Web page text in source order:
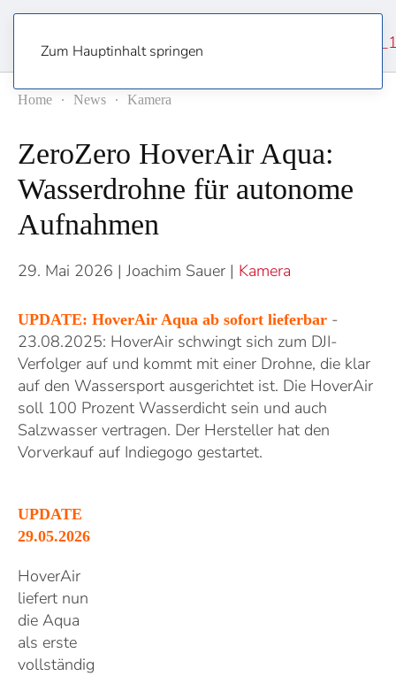
Zum Hauptinhalt springen
Home News Kamera
ZeroZero HoverAir Aqua:
Wasserdrohne für autonome
Aufnahmen
29. Mai 2026 | Joachim Sauer | Kamera
UPDATE: HoverAir Aqua ab sofort lieferbar -
23.08.2025: HoverAir schwingt sich zum DJI-
Verfolger auf und kommt mit einer Drohne, die klar
auf den Wassersport ausgerichtet ist. Die HoverAir
soll 100 Prozent Wasserdicht sein und auch
Salzwasser vertragen. Der Hersteller hat den
Vorverkauf auf Indiegogo gestartet.
UPDATE
29.05.2026
HoverAir
liefert nun
die Aqua
als erste
vollständig